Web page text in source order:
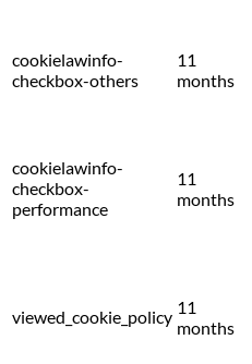
cookielawinfo-
checkbox-others
11
months
cookielawinfo-
checkbox-
performance
11
months
viewed_cookie_policy 11
months